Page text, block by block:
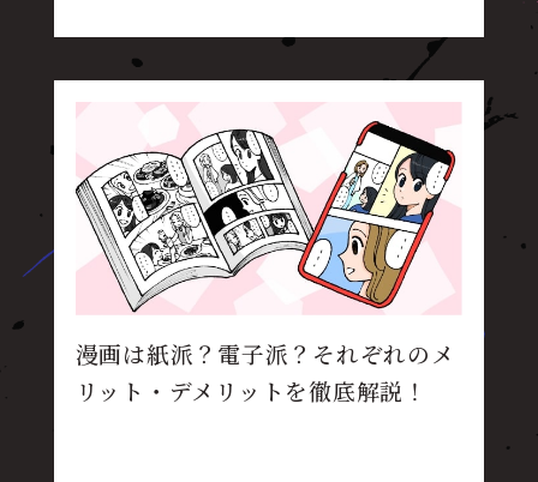
漫画は紙派？電子派？それぞれのメ
リット・デメリットを徹底解説！